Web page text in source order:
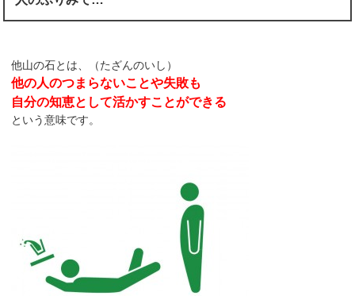
他山の石とは、（たざんのいし）
他の人のつまらないことや失敗も
自分の知恵として活かすことができる
という意味です。